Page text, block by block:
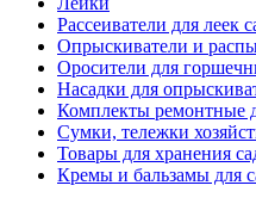
Рассеиватели для леек
Опрыскиватели и
Оросители для
Насадки для
Комплекты ремонтные
Сумки, тележки
Товары для хранения
Кремы и бальзамы для